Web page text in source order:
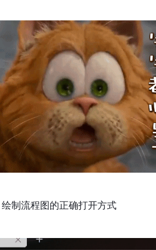
制流程图的正确打开方式